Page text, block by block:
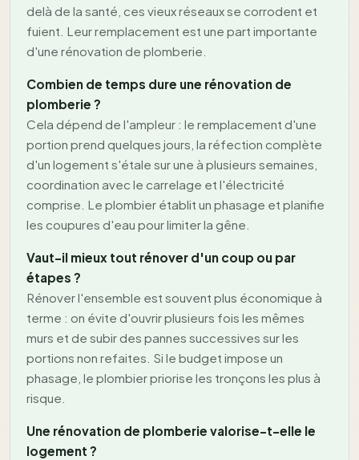
delà de la santé, ces vieux réseaux se corrodent et
fuient. Leur remplacement est une part importante
d'une rénovation de plomberie.
Combien de temps dure une rénovation de
plomberie ?
Cela dépend de l'ampleur : le remplacement d'une
portion prend quelques jours, la réfection complète
d'un logement s'étale sur une à plusieurs semaines,
coordination avec le carrelage et l'électricité
comprise. Le plombier établit un phasage et planifie
les coupures d'eau pour limiter la gêne.
Vaut-il mieux tout rénover d'un coup ou par
étapes ?
Rénover l'ensemble est souvent plus économique à
terme : on évite d'ouvrir plusieurs fois les mêmes
murs et de subir des pannes successives sur les
portions non refaites. Si le budget impose un
phasage, le plombier priorise les tronçons les plus à
risque.
Une rénovation de plomberie valorise-t-elle le
logement ?